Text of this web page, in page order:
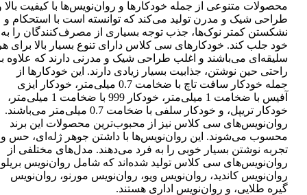
محصولات متنوعی از جمله خودکارها و روان‌نویس‌ها با کیفیت بالا
طراحی شیک و مدرن تولید می‌کند که توانسته است با استحکام و
نشکستن کمتر نوک‌ها، جذب توجه بسیاری از مصرف‌کنندگان را به
خود جلب کند. خودکارهای سی کلاس دارای تنوع بسیار بالا برای
سلیقه‌ای می‌باشند و اغلب طراحی شیک و مدرنی دارند که علاوه
راحتی حین نوشتن، جذابیت بسیار زیادی دارند. این خودکارها از
جمله خودکار سافت تاچ با ضخامت 0.7 میلی‌متر، خودکار ایزی
آفیس با ضخامت 1 میلی‌متر، خودکار 999 با ضخامت 1 میلی‌متر،
خودکار تریپل، و خودکار سلفی با ضخامت 0.7 میلی‌متر می‌باشند.
روان‌نویس‌های سی کلاس نیز از محبوب‌ترین محصولات این برند
محسوب می‌شوند. این روان‌نویس‌ها با داشتن جوهر ژله‌ای، حس و
تجربه نوشتن بسیار خوبی را به فرد می‌دهند. مدل‌های مختلفی از
روان‌نویس‌های سی کلاس تولید شده‌اند که شامل روان‌نویس
روان‌نویس کاندید، روان‌نویس ویو، روان‌نویس مورنو، روان‌نویس
گیره طلایی، و روان‌نویس اداری هستند.